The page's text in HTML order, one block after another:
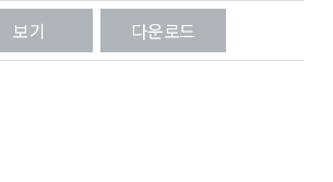
보기 다운로드